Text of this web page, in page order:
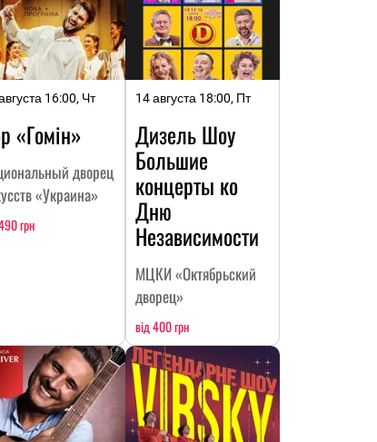
16:00, Чт
«Гомін»
дворец
«Украина»
грн
14 августа 18:00, Пт
Дизель Шоу
Большие
концерты ко
Дню
Независимости
МЦКИ «Октябрьский
дворец»
від 400 грн